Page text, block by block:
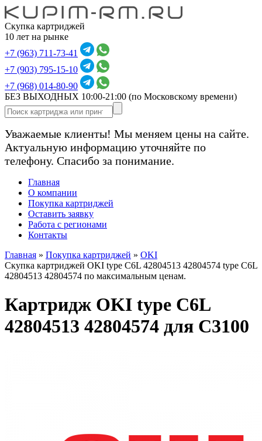
Скупка картриджей
10 лет на рынке
+7 (963) 711-73-41
+7 (903) 795-15-10
+7 (968) 014-80-90
БЕЗ ВЫХОДНЫХ 10:00-21:00 (по Московскому времени)
Уважаемые клиенты! Мы меняем цены на сайте.
Актуальную информацию уточняйте по
телефону. Спасибо за понимание.
Главная
О компании
Покупка картриджей
Оставить заявку
Работа с регионами
Контакты
Главная » Покупка картриджей » OKI
Скупка картриджей OKI type C6L 42804513 42804574 type C6L
42804513 42804574 по максимальным ценам.
Картридж OKI type C6L
42804513 42804574 для C3100